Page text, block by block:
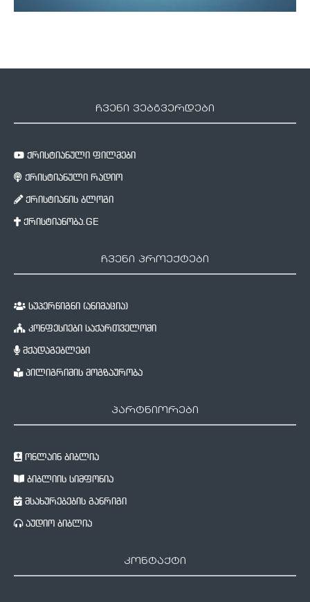
ჩვენი ვებგვერდები
ქრისტიანული ფილმები
ქრისტიანული რადიო
ქრისტიანის ბლოგი
ქრისტიანობა.GE
ჩვენი პროექტები
სუპერწიგნი (ანიმაცია)
კონფესიები საქართველოში
მქადაგებლები
პილიგრიმის მოგზაურობა
პარტნიორები
ონლაინ ბიბლია
ბიბლიის სიმფონია
მსახურებების განრიგი
აუდიო ბიბლია
კონტაქტი